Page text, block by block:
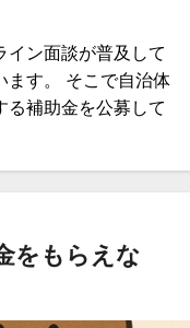
イン面談が普及して
ます。 そこで自治体
る補助金を公募して
をもらえな